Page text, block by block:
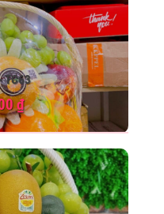
TC63
₫